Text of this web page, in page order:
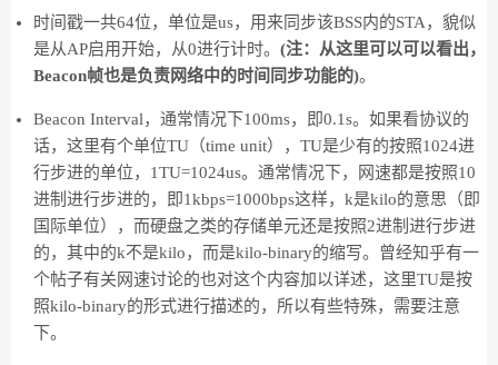
时间戳一共64位，单位是us，用来同步该BSS内的STA，貌似
是从AP启用开始，从0进行计时。 (注：从这里可以可以看出，
Beacon帧也是负责网络中的时间同步功能的)。
Beacon Interval，通常情况下100ms，即0.1s。如果看协议的
话，这里有个单位TU（time unit），TU是少有的按照1024进
行步进的单位，1TU=1024us。通常情况下，网速都是按照10
进制进行步进的，即1kbps=1000bps这样，k是kilo的意思（即
国际单位），而硬盘之类的存储单元还是按照2进制进行步进
的，其中的k不是kilo，而是kilo-binary的缩写。曾经知乎有一
个帖子有关网速讨论的也对这个内容加以详述，这里TU是按
照kilo-binary的形式进行描述的，所以有些特殊，需要注意
下。